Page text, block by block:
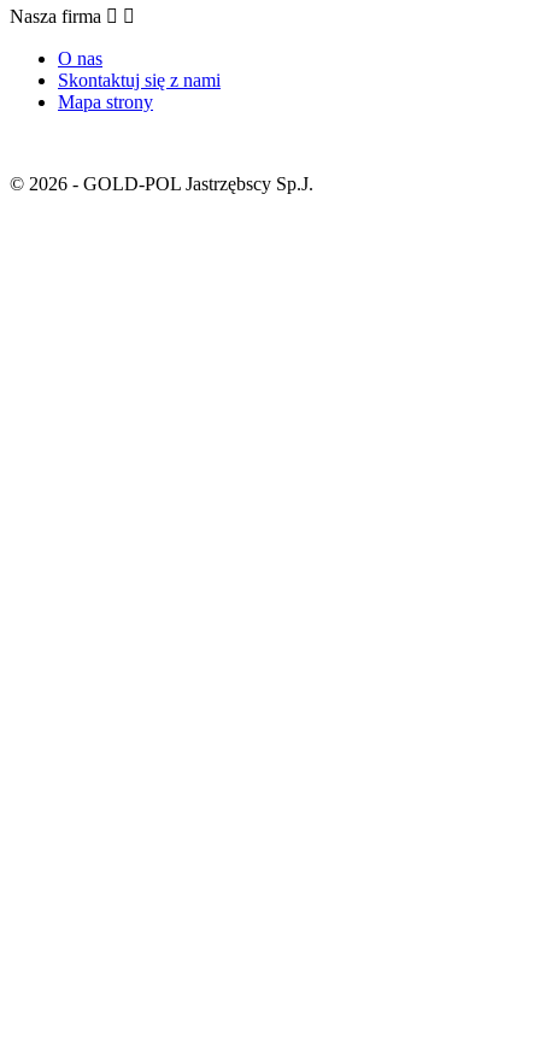
Nasza firma  
O nas
Skontaktuj się z nami
Mapa strony
© 2026 - GOLD-POL Jastrzębscy Sp.J.